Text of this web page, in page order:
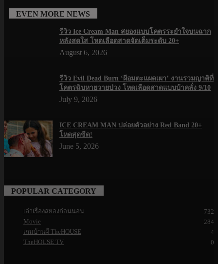
EVEN MORE NEWS
รีวิว Ice Cream Man สยองแบบโคตรระยำใจบนฉาก
หลังสดใส โหดเลือดสาดจัดเต็มระดับ 20+
August 6, 2026
รีวิว Evil Dead Burn ‘ผีอมตะแผดเผา’ งานรวมญาติที่
โคตรฉิบหายวายป่วง โหดเลือดสาดแบบบ้าคลั่ง 9/10
July 9, 2026
ICE CREAM MAN ปล่อยตัวอย่าง Red Band 20+
โหดสุดขีด!
June 5, 2026
POPULAR CATEGORY
เล่าเรื่องสยองก่อนนอน
732
Movie
284
เกมบ้านผี TheHOUSE
4
TheHOUSE TV
0